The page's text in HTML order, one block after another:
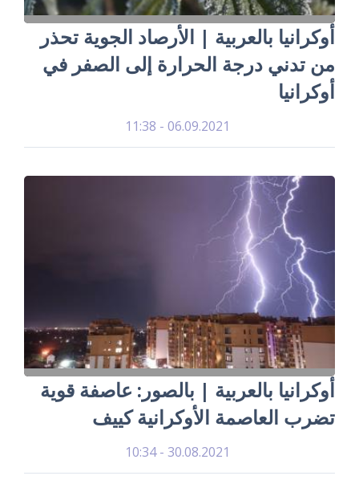
أوكرانيا بالعربية | الأرصاد الجوية تحذر
من تدني درجة الحرارة إلى الصفر في
أوكرانيا
06.09.2021 - 11:38
أوكرانيا بالعربية | بالصور: عاصفة قوية
تضرب العاصمة الأوكرانية كييف
30.08.2021 - 10:34